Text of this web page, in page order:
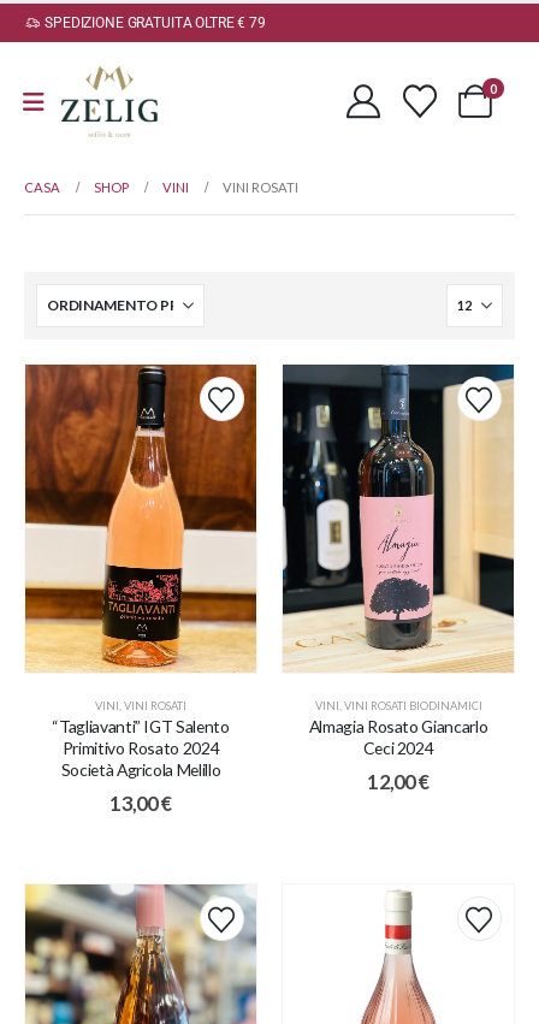
SPEDIZIONE GRATUITA OLTRE € 79
0
CASA SHOP VINI VINI ROSATI
VINI VINI ROSATI
“Tagliavanti” IGT Salento
Primitivo Rosato 2024
Società Agricola Melillo
13,00€
VINI VINI ROSATI BIODINAMICI
Almagia Rosato Giancarlo
Ceci 2024
12,00€